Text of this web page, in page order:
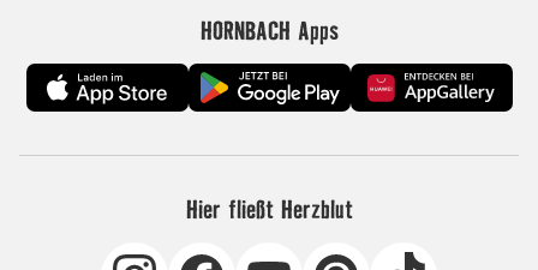
HORNBACH Apps
Hier fließt Herzblut